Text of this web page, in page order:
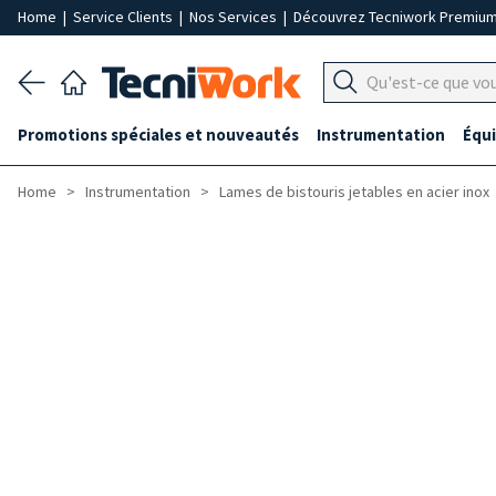
Home | Service Clients | Nos Services | Découvrez Tecniwork Premium
Promotions spéciales et nouveautés Instrumentation
Home Instrumentation Lames de bistouris jetables en acier inox